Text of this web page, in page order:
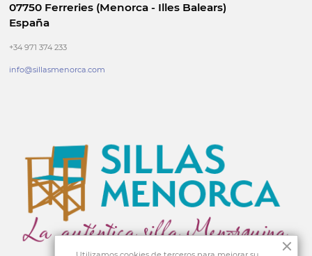
07750 Ferreries (Menorca - Illes Balears)
España
+34 971 374 233
info@sillasmenorca.com